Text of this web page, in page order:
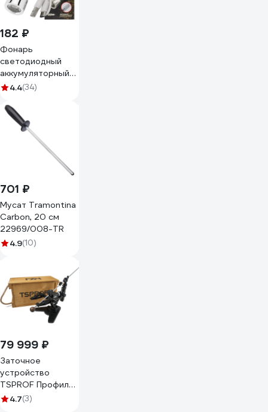
182 ₽
Фонарь
светодиодный
аккумуляторный
Forsage F-
4.4(34)
701 ₽
Мусат Tramontina
Carbon, 20 см
22969/008-TR
4.9(10)
79 999 ₽
Заточное
устройство
TSPROF Профиль
К4 2026 TS-
4.7(3)